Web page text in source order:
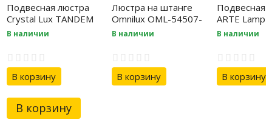
Подвесная люстра
Crystal Lux TANDEM
SP4 D410 GOLD
В наличии
В корзину
Люстра на штанге
Omnilux OML-54507-
05
В наличии
В корзину
Подвесная
ARTE Lamp
8CC
В наличии
В корзину
В корзину